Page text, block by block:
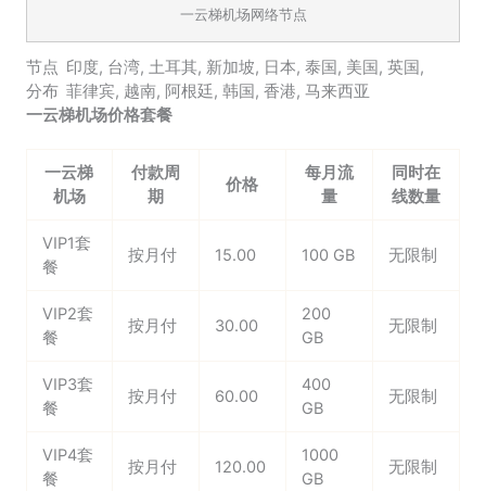
一云梯机场网络节点
节点
分布
印度, 台湾,土耳其, 新加坡, 日本,泰国 , 美国 ,英国 ,
菲律宾, 越南, 阿根廷,韩国 ,香港,马来西亚
一云梯机场价格套餐
一云梯
机场
付款周
期
价格
每月流
量
同时在
线数量
VIP1套
餐
按月付 15.00 100 GB 无限制
VIP2套
餐
按月付 30.00
200
GB
无限制
VIP3套
餐
按月付 60.00
400
GB
无限制
VIP4套
餐
按月付 120.00
1000
GB
无限制